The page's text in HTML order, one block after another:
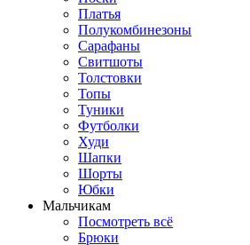
Платья
Полукомбинезоны
Сарафаны
Свитшоты
Толстовки
Топы
Туники
Футболки
Худи
Шапки
Шорты
Юбки
Мальчикам
Посмотреть всё
Брюки